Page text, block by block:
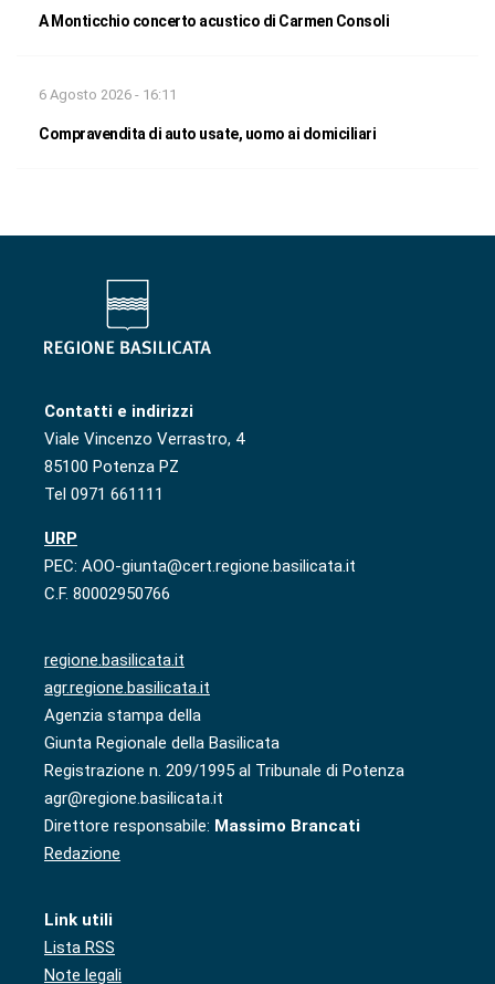
A Monticchio concerto acustico di Carmen Consoli
6 Agosto 2026 - 16:11
Compravendita di auto usate, uomo ai domiciliari
Contatti e indirizzi
Viale Vincenzo Verrastro, 4
85100 Potenza PZ
Tel 0971 661111
URP
PEC: AOO-giunta@cert.regione.basilicata.it
C.F. 80002950766
regione.basilicata.it
agr.regione.basilicata.it
Agenzia stampa della
Giunta Regionale della Basilicata
Registrazione n. 209/1995 al Tribunale di Potenza
agr@regione.basilicata.it
Direttore responsabile: Massimo Brancati
Redazione
Link utili
Lista RSS
Note legali